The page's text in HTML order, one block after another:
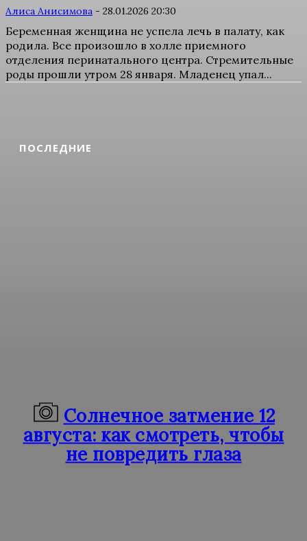
ПОСЛЕДНИЕ
Солнечное затмение 12
августа: как смотреть, чтобы
не повредить глаза
Алиса Анисимова - 28.01.2026 20:30
Беременная женщина не успела лечь в палату, как
родила. Все произошло в холле приемного
отделения перинатального центра. Стремительные
роды прошли утром 28 января. Младенец упал...